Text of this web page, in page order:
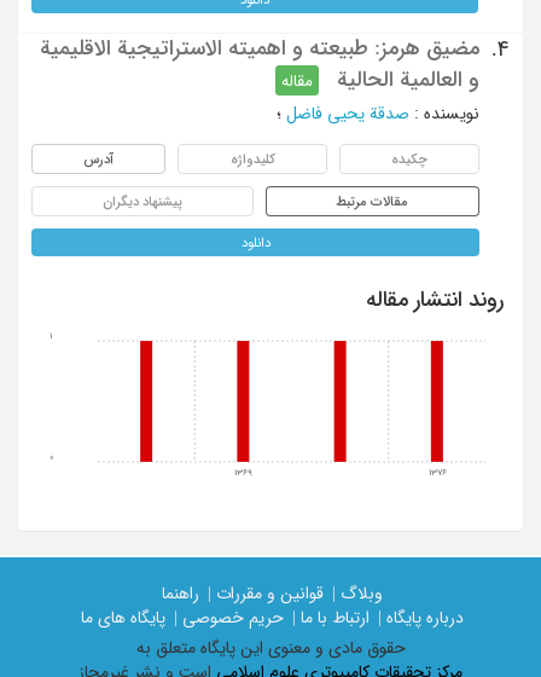
4.
مضیق هرمز: طبیعته و اهمیته الاستراتیجیة الاقلیمیة
و العالمیة الحالیة
مقاله
نویسنده : صدقة یحیی فاضل ؛
چکیده کلیدواژه آدرس
مقالات مرتبط پیشنهاد دیگران
دانلود
روند انتشار مقاله
1369 1376
0
1
وبلاگ | قوانین و مقررات |
راهنما
درباره پایگاه |
ارتباط با ما | حریم خصوصی |
پایگاه های ما
حقوق مادی و معنوی اين پايگاه متعلق به
مرکز تحقیقات کامپیوتری علوم اسلامی است و نشر غیرمجاز